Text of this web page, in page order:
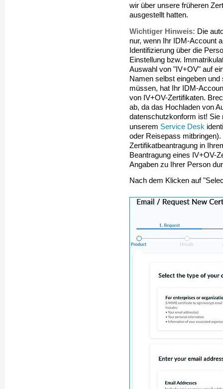
wir über unsere früheren
ausgestellt hatten.
Wichtiger Hinweis: Die
nur, wenn Ihr IDM-Account
Identifizierung über die
Einstellung bzw.
Auswahl von "IV+OV" auf
Namen selbst eingeben
müssen, hat Ihr IDM-
von IV+OV-Zertifikaten.
ab, da das Hochladen von
datenschutzkonform ist!
unserem Service Desk
oder Reisepass
Zertifikatbeantragung in
Beantragung eines IV+OV-
Angaben zu Ihrer Person
Nach dem Klicken auf